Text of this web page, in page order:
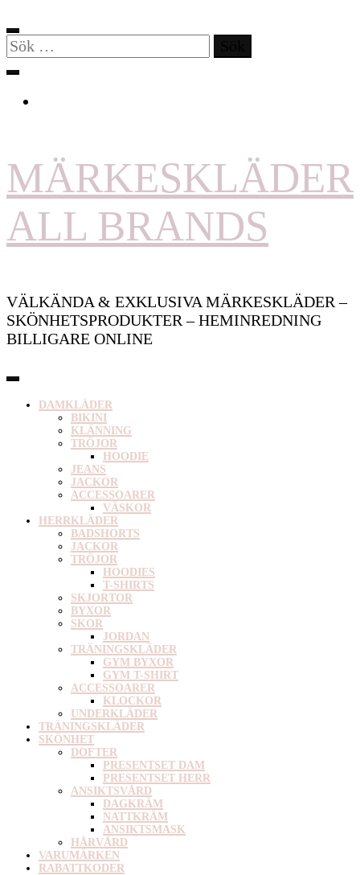
Sök
efter:
MÄRKESKLÄDER
ALL BRANDS
VÄLKÄNDA & EXKLUSIVA MÄRKESKLÄDER –
SKÖNHETSPRODUKTER – HEMINREDNING
BILLIGARE ONLINE
DAMKLÄDER
BIKINI
KLÄNNING
TRÖJOR
HOODIE
JEANS
JACKOR
ACCESSOARER
VÄSKOR
HERRKLÄDER
BADSHORTS
JACKOR
TRÖJOR
HOODIES
T-SHIRTS
SKJORTOR
BYXOR
SKOR
JORDAN
TRÄNINGSKLÄDER
GYM BYXOR
GYM T-SHIRT
ACCESSOARER
KLOCKOR
UNDERKLÄDER
TRÄNINGSKLÄDER
SKÖNHET
DOFTER
PRESENTSET DAM
PRESENTSET HERR
ANSIKTSVÅRD
DAGKRÄM
NATTKRÄM
ANSIKTSMASK
HÅRVÅRD
VARUMÄRKEN
RABATTKODER